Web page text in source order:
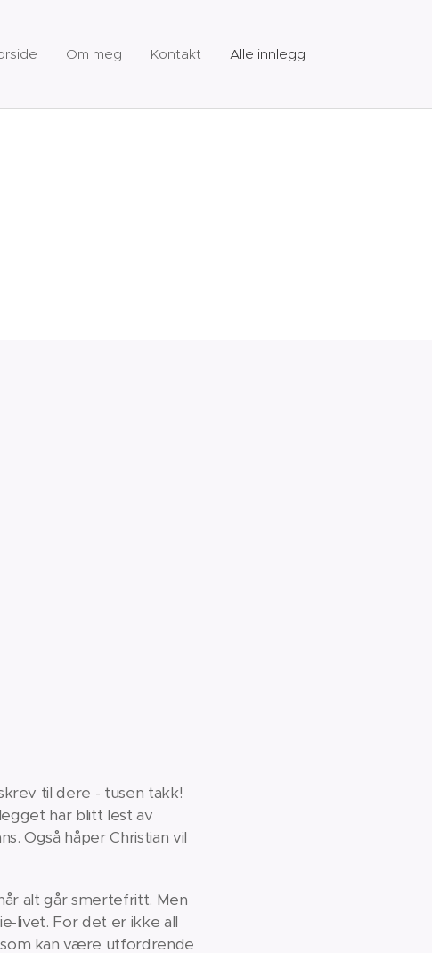
Om meg Kontakt Alle innlegg
til dere - tusen takk!
har blitt lest av
Også håper Christian vil
alt går smertefritt. Men
livet. For det er ikke all
kan være utfordrende